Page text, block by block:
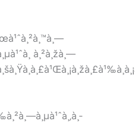
à¸²à¸žà¸—